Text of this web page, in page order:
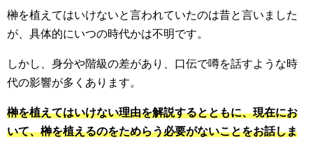
榊を植えてはいけないと言われていたのは昔と言いました
が、具体的にいつの時代かは不明です。
しかし、身分や階級の差があり、口伝で噂を話すような時
代の影響が多くあります。
榊を植えてはいけない理由を解説するとともに、現在にお
いて、榊を植えるのをためらう必要がないことをお話しま